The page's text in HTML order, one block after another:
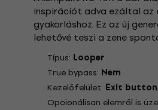
inspirációt adva ezáltal az
gyakorláshoz. Ez az új
lehetővé teszi a zene
két különleges
Típus: Looper
True bypass: Nem
Kezelőfelület: Exit button,
Opcionálisan elemről is